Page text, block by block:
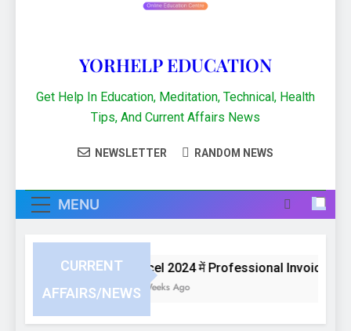
YORHELP EDUCATION
Get Help In Education, Meditation, Technical, Health
Tips, And Current Affairs News
NEWSLETTER RANDOM NEWS
MENU
CURRENT
AFFAIRS/NEWS
Excel 2024 में Professional Invoice या
4 Weeks Ago